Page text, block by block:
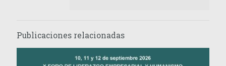
Publicaciones relacionadas